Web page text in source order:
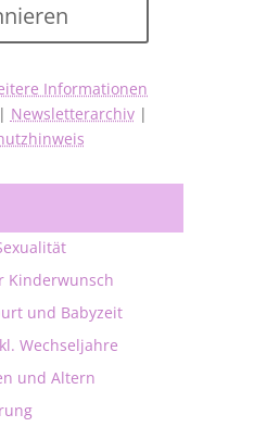
Informationen
| Newsletterarchiv|
Kinderwunsch
und Babyzeit
Wechseljahre
und Altern